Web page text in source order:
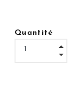
Quantité